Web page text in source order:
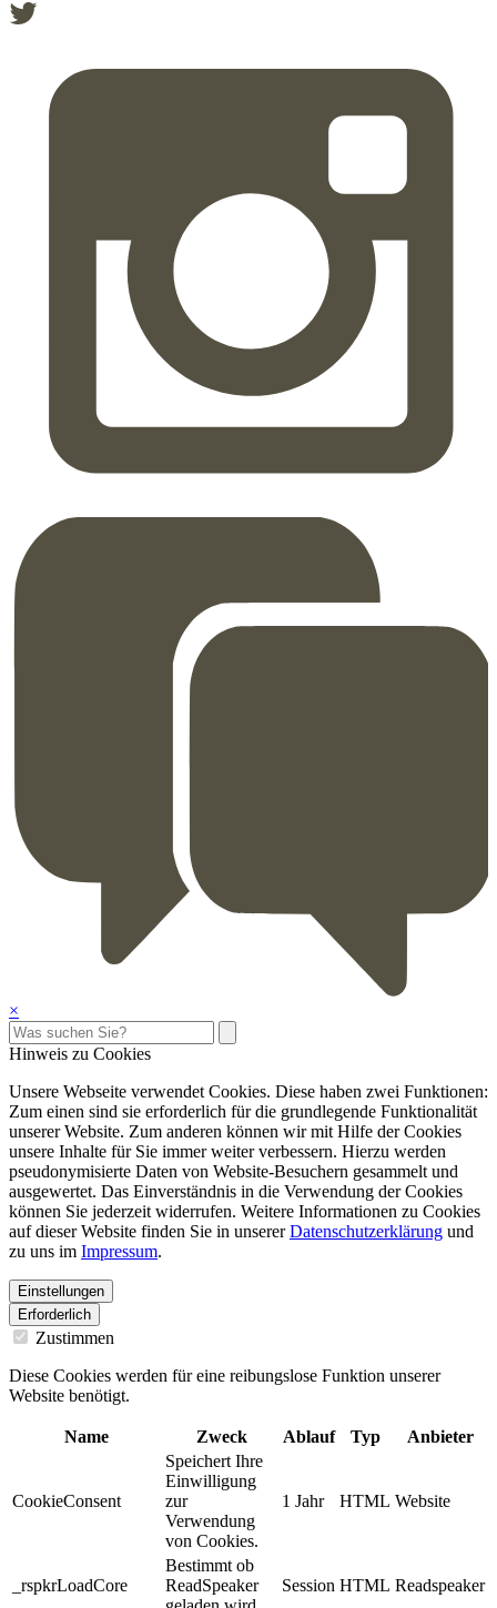
×
Hinweis zu Cookies
Unsere Webseite verwendet Cookies. Diese haben zwei Funktionen:
Zum einen sind sie erforderlich für die grundlegende Funktionalität
unserer Website. Zum anderen können wir mit Hilfe der Cookies
unsere Inhalte für Sie immer weiter verbessern. Hierzu werden
pseudonymisierte Daten von Website-Besuchern gesammelt und
ausgewertet. Das Einverständnis in die Verwendung der Cookies
können Sie jederzeit widerrufen. Weitere Informationen zu Cookies
auf dieser Website finden Sie in unsererDatenschutzerklärung und
zu uns im Impressum.
Einstellungen
Erforderlich
Zustimmen
Diese Cookies werden für eine reibungslose Funktion unserer
Website benötigt.
Name Zweck Ablauf Typ Anbieter
CookieConsent
Speichert Ihre
Einwilligung
zur
Verwendung
von Cookies.
1 Jahr HTML Website
_rspkrLoadCore
Bestimmt ob
ReadSpeaker
Session HTML Readspeaker